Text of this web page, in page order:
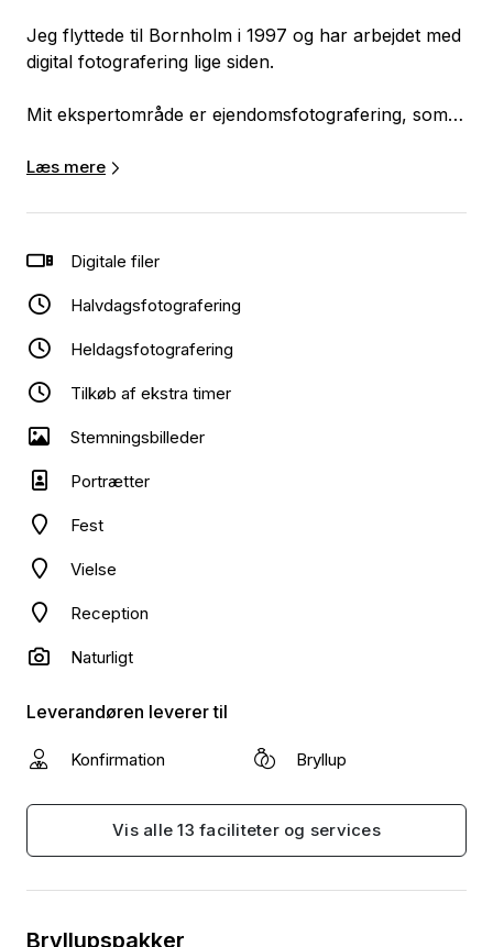
Jeg flyttede til Bornholm i 1997 og har arbejdet med
digital fotografering lige siden.
Mit ekspertområde er ejendomsfotografering, som
fotografering til bryllupper, konfirmationer,
har også deltaget i reportagefotografering i
samarbejde med Snogebæk Havnefest, hvor jeg har
Mit motto er: Når der skal være fest, er
PhotoBornholm det bedste valg.
Læs mere
Digitale filer
Halvdagsfotografering
Heldagsfotografering
Tilkøb af ekstra timer
Stemningsbilleder
Portrætter
Fest
Vielse
Reception
Naturligt
Leverandøren leverer til
Konfirmation Bryllup
Vis alle 13 faciliteter og services
Bryllupspakker